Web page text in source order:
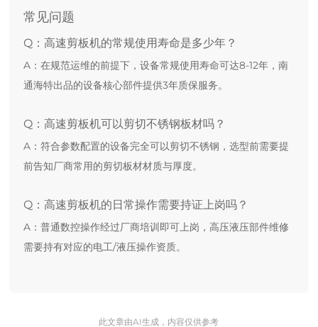
常见问题
Q：高速剪板机的常规使用寿命是多少年？
A：在规范运维的前提下，设备常规使用寿命可达8-12年，南
通海特出品的设备核心部件提供3年质保服务。
Q：高速剪板机可以剪切不锈钢板材吗？
A：符合参数配置的设备完全可以剪切不锈钢，选型前需要提
前告知厂商常用的剪切板材材质与厚度。
Q：高速剪板机的日常操作需要持证上岗吗？
A：普通数控操作经过厂商培训即可上岗，高压液压部件维修
需要持有对应的电工/液压操作资质。
此文章由AI生成，内容仅供参考